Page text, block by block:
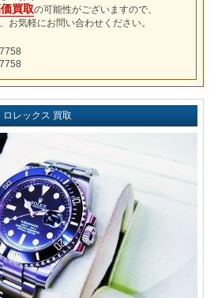
買取の可能性がございますので、
お気軽にお問い合わせください。
ロレックス 買取